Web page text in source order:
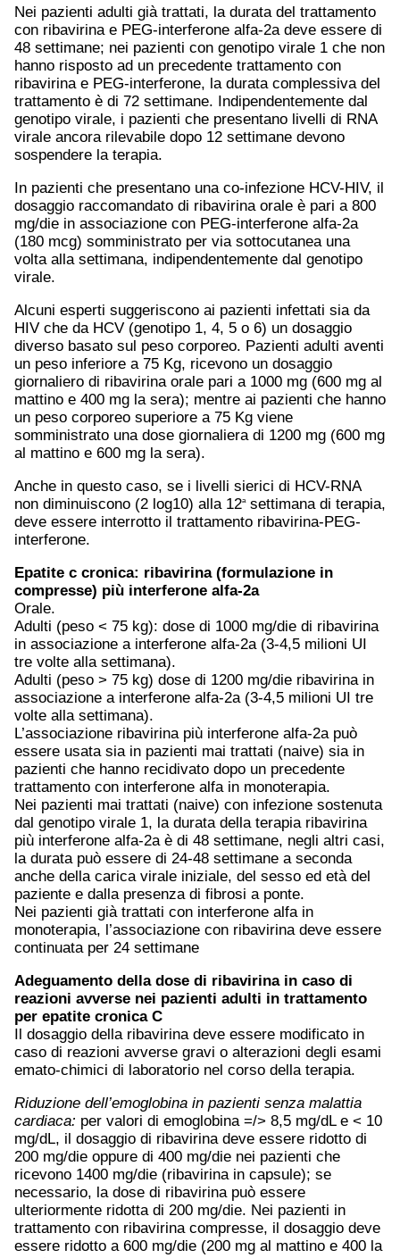
Nei pazienti adulti già trattati, la durata del trattamento
con ribavirina e PEG-interferone alfa-2a deve essere di
48 settimane; nei pazienti con genotipo virale 1 che non
hanno risposto ad un precedente trattamento con
ribavirina e PEG-interferone, la durata complessiva del
trattamento è di 72 settimane. Indipendentemente dal
genotipo virale, i pazienti che presentano livelli di RNA
virale ancora rilevabile dopo 12 settimane devono
sospendere la terapia.
In pazienti che presentano una co-infezione HCV-HIV, il
dosaggio raccomandato di ribavirina orale è pari a 800
mg/die in associazione con PEG-interferone alfa-2a
(180 mcg) somministrato per via sottocutanea una
volta alla settimana, indipendentemente dal genotipo
virale.
Alcuni esperti suggeriscono ai pazienti infettati sia da
HIV che da HCV (genotipo 1, 4, 5 o 6) un dosaggio
diverso basato sul peso corporeo. Pazienti adulti aventi
un peso inferiore a 75 Kg, ricevono un dosaggio
giornaliero di ribavirina orale pari a 1000 mg (600 mg al
mattino e 400 mg la sera); mentre ai pazienti che hanno
un peso corporeo superiore a 75 Kg viene
somministrato una dose giornaliera di 1200 mg (600 mg
al mattino e 600 mg la sera).
Anche in questo caso, se i livelli sierici di HCV-RNA
non diminuiscono (2 log10) alla 12asettimana di terapia,
deve essere interrotto il trattamento ribavirina-PEG-
interferone.
Epatite c cronica: ribavirina (formulazione in
compresse) più interferone alfa-2a
Orale.
Adulti (peso < 75 kg): dose di 1000 mg/die di ribavirina
in associazione a interferone alfa-2a (3-4,5 milioni UI
tre volte alla settimana).
Adulti (peso > 75 kg) dose di 1200 mg/die ribavirina in
associazione a interferone alfa-2a (3-4,5 milioni UI tre
volte alla settimana).
L’associazione ribavirina più interferone alfa-2a può
essere usata sia in pazienti mai trattati (naive) sia in
pazienti che hanno recidivato dopo un precedente
trattamento con interferone alfa in monoterapia.
Nei pazienti mai trattati (naive) con infezione sostenuta
dal genotipo virale 1, la durata della terapia ribavirina
più interferone alfa-2a è di 48 settimane, negli altri casi,
la durata può essere di 24-48 settimane a seconda
anche della carica virale iniziale, del sesso ed età del
paziente e dalla presenza di fibrosi a ponte.
Nei pazienti già trattati con interferone alfa in
monoterapia, l’associazione con ribavirina deve essere
continuata per 24 settimane
Adeguamento della dose di ribavirina in caso di
reazioni avverse nei pazienti adulti in trattamento
per epatite cronica C
Il dosaggio della ribavirina deve essere modificato in
caso di reazioni avverse gravi o alterazioni degli esami
emato-chimici di laboratorio nel corso della terapia.
Riduzione dell’emoglobina in pazienti senza malattia
cardiaca: per valori di emoglobina =/> 8,5 mg/dL e < 10
mg/dL, il dosaggio di ribavirina deve essere ridotto di
200 mg/die oppure di 400 mg/die nei pazienti che
ricevono 1400 mg/die (ribavirina in capsule); se
necessario, la dose di ribavirina può essere
ulteriormente ridotta di 200 mg/die. Nei pazienti in
trattamento con ribavirina compresse, il dosaggio deve
essere ridotto a 600 mg/die (200 mg al mattino e 400 la